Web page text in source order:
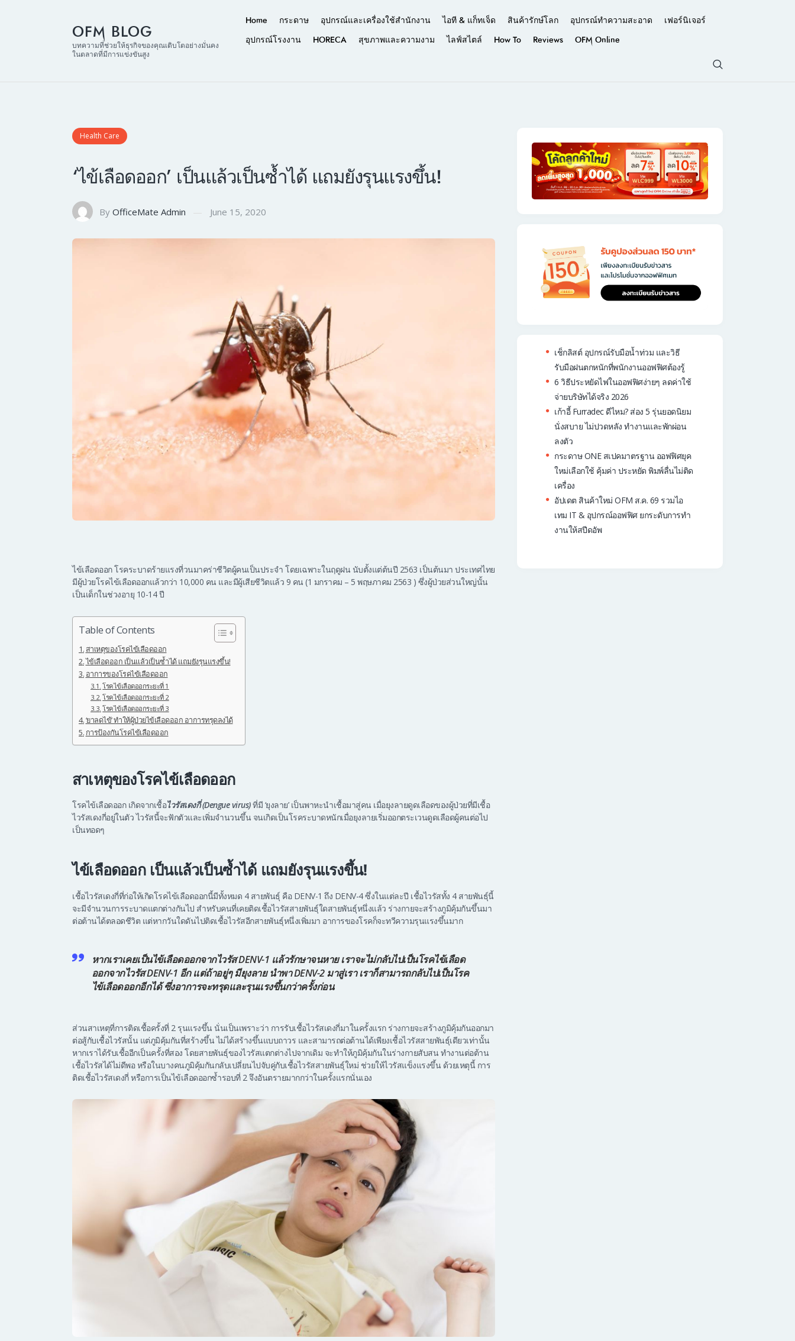
OFM BLOG
บทความที่ช่วยให้ธุรกิจของคุณเติบโตอย่างมั่นคง
ในตลาดที่มีการแข่งขันสูง
Home กระดาษ อุปกรณ์และเครื่องใช้สำนักงาน ไอที & แก็ทเจ็ด สินค้ารักษ์โลก อุปกรณ์ทำความสะอาด
เฟอร์นิเจอร์
อุปกรณ์โรงงาน
HORECA สุขภาพและความงาม ไลฟ์สไตล์ How To Reviews OFM Online
Health Care
‘ไข้เลือดออก’ เป็นแล้วเป็นซ้ำได้ แถมยังรุนแรงขึ้น!
By OfficeMate Admin June 15, 2020
ไข้เลือดออก โรคระบาดร้ายแรงที่วนมาคร่าชีวิตผู้คนเป็นประจำ โดยเฉพาะในฤดูฝน นับตั้งแต่ต้นปี 2563 เป็นต้นมา ประเทศไทย
มีผู้ป่วยโรคไข้เลือดออกแล้วกว่า 10,000 คน และมีผู้เสียชีวิตแล้ว 9 คน (1 มกราคม – 5 พฤษภาคม 2563 ) ซึ่งผู้ป่วยส่วนใหญ่นั้น
เป็นเด็กในช่วงอายุ 10-14 ปี
Table of Contents
สาเหตุของโรคไข้เลือดออก
ไข้เลือดออก เป็นแล้วเป็นซ้ำได้ แถมยังรุนแรงขึ้น!
อาการของโรคไข้เลือดออก
โรคไข้เลือดออกระยะที่ 1
โรคไข้เลือดออกระยะที่ 2
โรคไข้เลือดออกระยะที่ 3
‘ยาลดไข้’ ทำให้ผู้ป่วยไข้เลือดออก อาการทรุดลงได้
การป้องกันโรคไข้เลือดออก
สาเหตุของโรคไข้เลือดออก
โรคไข้เลือดออก เกิดจากเชื้อไวรัสเดงกี่ (Dengue virus)ที่มี ‘ยุงลาย’ เป็นพาหะนำเชื้อมาสู่คน เมื่อยุงลายดูดเลือดของผู้ป่วยที่มีเชื้อ
ไวรัสเดงกี่อยู่ในตัว ไวรัสนี้จะฟักตัวและเพิ่มจำนวนขึ้น จนเกิดเป็นโรคระบาดหนักเมื่อยุงลายเริ่มออกตระเวนดูดเลือดผู้คนต่อไป
เป็นทอดๆ
ไข้เลือดออก เป็นแล้วเป็นซ้ำได้ แถมยังรุนแรงขึ้น!
เชื้อไวรัสเดงกี่ที่ก่อให้เกิดโรคไข้เลือดออกนี้มีทั้งหมด 4 สายพันธ์ุ คือ DENV-1 ถึง DENV-4 ซึ่งในแต่ละปี เชื้อไวรัสทั้ง 4 สายพันธ์ุนี้
จะมีจำนวนการระบาดแตกต่างกันไป สำหรับคนที่เคยติดเชื้อไวรัสสายพันธ์ุใดสายพันธุ์หนึ่งแล้ว ร่างกายจะสร้างภูมิคุ้มกันขึ้นมา
ต่อต้านได้ตลอดชีวิต แต่หากวันใดดันไปติดเชื้อไวรัสอีกสายพันธ์ุหนึ่งเพิ่มมา อาการของโรคก็จะทวีความรุนแรงขึ้นมาก
หากเราเคยเป็นไข้เลือดออกจากไวรัส DENV-1 แล้วรักษาจนหาย เราจะไม่กลับไปเป็นโรคไข้เลือด
ออกจากไวรัส DENV-1 อีก แต่ถ้าอยู่ๆ มียุงลาย นำพา DENV-2 มาสู่เรา เราก็สามารถกลับไปเป็นโรค
ไข้เลือดออกอีกได้ ซึ่งอาการจะทรุดและรุนแรงขึ้นกว่าครั้งก่อน
ส่วนสาเหตุที่การติดเชื้อครั้งที่ 2 รุนแรงขึ้น นั่นเป็นเพราะว่า การรับเชื้อไวรัสเดงกี่มาในครั้งแรก ร่างกายจะสร้างภูมิคุ้มกันออกมา
ต่อสู้กับเชื้อไวรัสนั้น แต่ภูมิคุ้มกันที่สร้างขึ้น ไม่ได้สร้างขึ้นแบบถาวร และสามารถต่อต้านได้เพียงเชื้อไวรัสสายพันธ์ุเดียวเท่านั้น
หากเราได้รับเชื้ออีกเป็นครั้งที่สอง โดยสายพันธ์ุของไวรัสแตกต่างไปจากเดิม จะทำให้ภูมิคุ้มกันในร่างกายสับสน ทำงานต่อต้าน
เชื้อไวรัสได้ไม่ดีพอ หรือในบางคนภูมิคุ้มกันกลับเปลี่ยนไปจับคู่กับเชื้อไวรัสสายพันธุ์ใหม่ ช่วยให้ไวรัสแข็งแรงขึ้น ด้วยเหตุนี้ การ
ติดเชื้อไวรัสเดงกี่ หรือการเป็นไข้เลือดออกซ้ำรอบที่ 2 จึงอันตรายมากกว่าในครั้งแรกนั่นเอง
เช็กลิสต์ อุปกรณ์รับมือน้ำท่วม และวิธี
รับมือฝนตกหนักที่พนักงานออฟฟิศต้องรู้
6 วิธีประหยัดไฟในออฟฟิศง่ายๆ ลดค่าใช้
จ่ายบริษัทได้จริง 2026
เก้าอี้ Furradec ดีไหม? ส่อง 5 รุ่นยอดนิยม
นั่งสบาย ไม่ปวดหลัง ทำงานและพักผ่อน
ลงตัว
กระดาษ ONE สเปคมาตรฐาน ออฟฟิศยุค
ใหม่เลือกใช้ คุ้มค่า ประหยัด พิมพ์ลื่นไม่ติด
เครื่อง
อัปเดต สินค้าใหม่ OFM ส.ค. 69 รวมไอ
เทม IT & อุปกรณ์ออฟฟิศ ยกระดับการทำ
งานให้สปีดอัพ